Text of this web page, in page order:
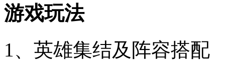
游戏玩法
1、英雄集结及阵容搭配